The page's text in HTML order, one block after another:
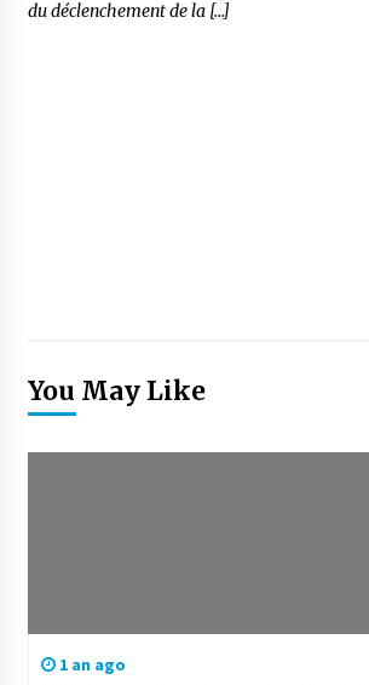
du déclenchement de la […]
You May Like
1 an ago